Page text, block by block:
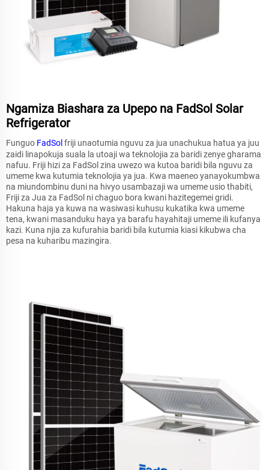
Ngamiza Biashara za Upepo na FadSol Solar
Refrigerator
Funguo FadSol friji unaotumia nguvu za jua unachukua hatua ya juu
zaidi linapokuja suala la utoaji wa teknolojia za baridi zenye gharama
nafuu. Friji hizi za FadSol zina uwezo wa kutoa baridi bila nguvu za
umeme kwa kutumia teknolojia ya jua. Kwa maeneo yanayokumbwa
na miundombinu duni na hivyo usambazaji wa umeme usio thabiti,
Friji za Jua za FadSol ni chaguo bora kwani hazitegemei gridi.
Hakuna haja ya kuwa na wasiwasi kuhusu kukatika kwa umeme
tena, kwani masanduku haya ya barafu hayahitaji umeme ili kufanya
kazi. Kuna njia za kufurahia baridi bila kutumia kiasi kikubwa cha
pesa na kuharibu mazingira.